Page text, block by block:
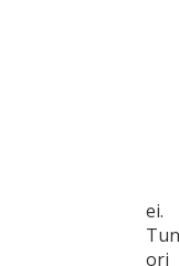
ei.
ori